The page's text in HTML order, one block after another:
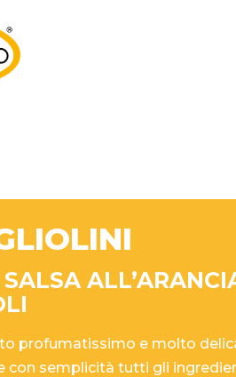
SALSA
profumatissimo e molto
con semplicità tutti gli